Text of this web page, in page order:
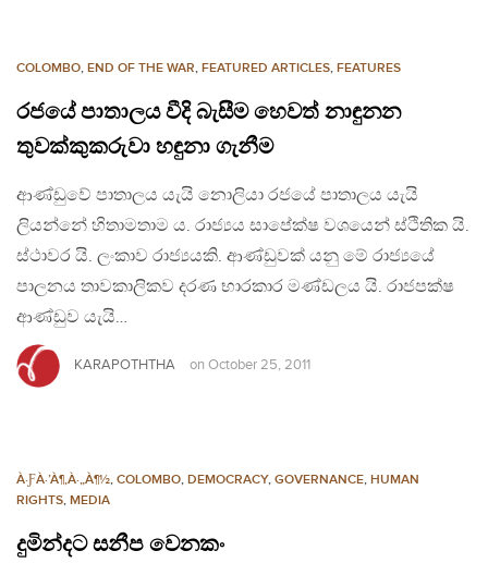
COLOMBO, END OF THE WAR, FEATURED ARTICLES, FEATURES
රජයේ පාතාලය වීදි බැසීම හෙවත් නාඳුනන
තුවක්කුකරුවා හඳුනා ගැනීම
ආණ්ඩුවේ පාතාලය යැයි නොලියා රජයේ පාතාලය යැයි
ලියන්නේ හිතාමතාම ය. රාජ්‍යය සාපේක්ෂ වශයෙන් ස්ථිතික යි.
ස්ථාවර යි. ලංකාව රාජ්‍යයකි. ආණ්ඩුවක් යනු මේ රාජ්‍යයේ
පාලනය තාවකාලිකව දරණ භාරකාර මණ්ඩලය යි. රාජපක්ෂ
ආණ්ඩුව යැයි…
KARAPOTHTHA on October 25, 2011
À·ƑÀ·’À¶‚À·„À¶½, COLOMBO, DEMOCRACY, GOVERNANCE, HUMAN
RIGHTS, MEDIA
දුමින්දට සනීප වෙනකං